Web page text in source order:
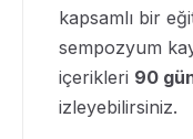
kapsamlı bir
sempozyum
içerikleri 90
izleyebilirsiniz.